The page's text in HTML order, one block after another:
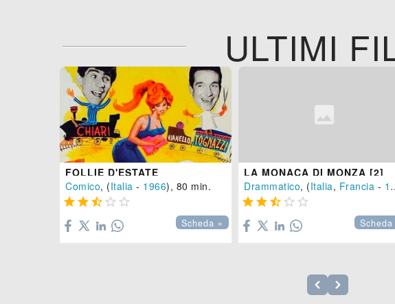
ULTIMI
FOLLIE D'ESTATE
Comico, (Italia - 1966), 80 min.
    
Scheda »
LA MONACA DI MONZA [2]
Drammatico, (Italia, Francia - 1962
    
Scheda